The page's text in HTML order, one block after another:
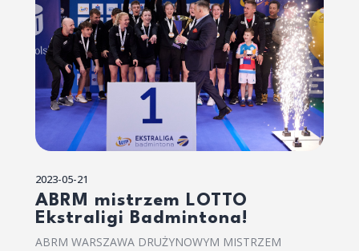
2023-05-21
ABRM mistrzem LOTTO
Ekstraligi Badmintona!
ABRM WARSZAWA DRUŻYNOWYM MISTRZEM